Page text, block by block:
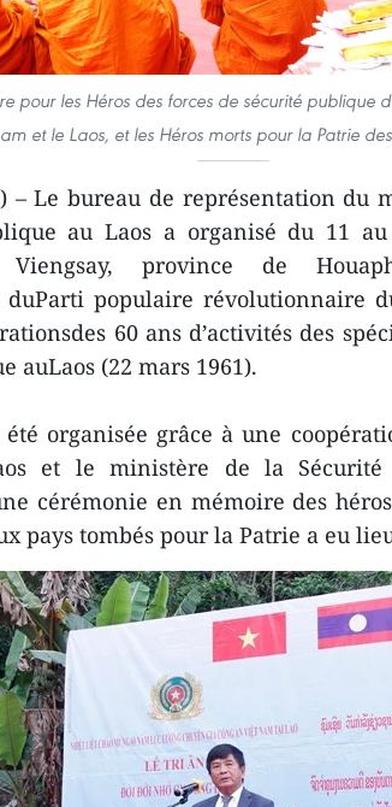
pour les Héros des forces de sécurité publique
et le Laos, et les Héros morts pour la Patrie
– Le bureau de représentation du
au Laos a organisé du 11
province de
populaire révolutionnaire
60 ans d’activités des
auLaos (22 mars 1961).
organisée grâce à une
et le ministère de la
cérémonie en mémoire des
pays tombés pour la Patrie a eu